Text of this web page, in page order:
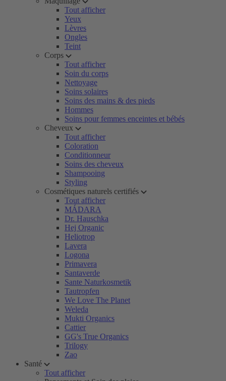
Tout afficher
Yeux
Lèvres
Ongles
Teint
Corps
Tout afficher
Soin du corps
Nettoyage
Soins solaires
Soins des mains & des pieds
Hommes
Soins pour femmes enceintes et bébés
Cheveux
Tout afficher
Coloration
Conditionneur
Soins des cheveux
Shampooing
Styling
Cosmétiques naturels certifiés
Tout afficher
MÁDARA
Dr. Hauschka
Hej Organic
Heliotrop
Lavera
Logona
Primavera
Santaverde
Sante Naturkosmetik
Tautropfen
We Love The Planet
Weleda
Mukti Organics
Cattier
GG's True Organics
Trilogy
Zao
Santé
Tout afficher